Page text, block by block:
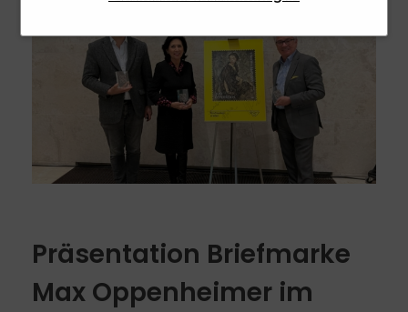
Präsentation Briefmarke
Max Oppenheimer im
Dies ist zugleich unser
berechtigtes Interesse und erfüllt
unsere rechtliche Verpflichtung.